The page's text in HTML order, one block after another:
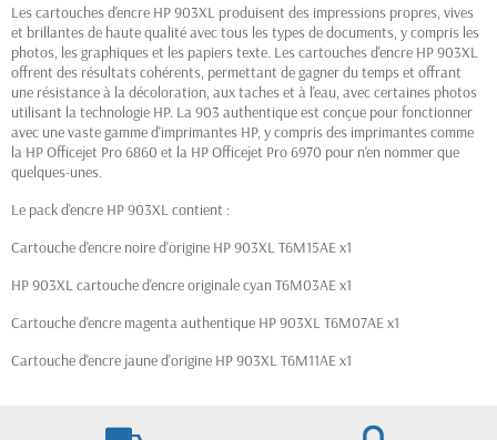
Les cartouches d'encre HP 903XL produisent des impressions propres, vives
et brillantes de haute qualité avec tous les types de documents, y compris les
photos, les graphiques et les papiers texte. Les cartouches d'encre HP 903XL
offrent des résultats cohérents, permettant de gagner du temps et offrant
une résistance à la décoloration, aux taches et à l'eau, avec certaines photos
utilisant la technologie HP. La 903 authentique est conçue pour fonctionner
avec une vaste gamme d'imprimantes HP, y compris des imprimantes comme
la HP Officejet Pro 6860 et la HP Officejet Pro 6970 pour n'en nommer que
quelques-unes.
Le pack d'encre HP 903XL contient :
Cartouche d'encre noire d'origine HP 903XL T6M15AE x1
HP 903XL cartouche d'encre originale cyan T6M03AE x1
Cartouche d'encre magenta authentique HP 903XL T6M07AE x1
Cartouche d'encre jaune d'origine HP 903XL T6M11AE x1